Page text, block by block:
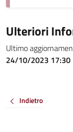
Ulteriori
Ultimo
24/10/2023 17:30
Indietro